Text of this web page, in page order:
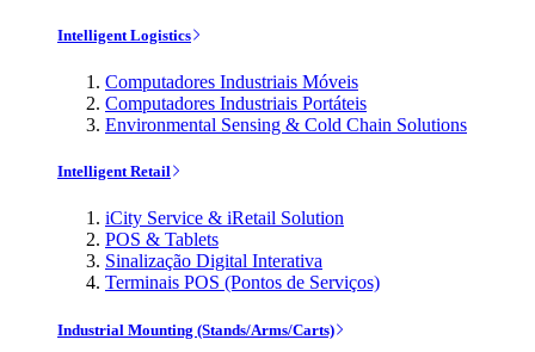
Intelligent Logistics
Computadores Industriais Móveis
Computadores Industriais Portáteis
Environmental Sensing & Cold Chain Solutions
Intelligent Retail
iCity Service & iRetail Solution
POS & Tablets
Sinalização Digital Interativa
Terminais POS (Pontos de Serviços)
Industrial Mounting (Stands/Arms/Carts)